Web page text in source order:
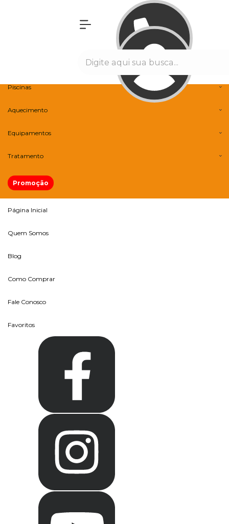
Piscinas
Aquecimento
Equipamentos
Tratamento
Promoção
Página Inicial
Quem Somos
Blog
Como Comprar
Fale Conosco
Favoritos